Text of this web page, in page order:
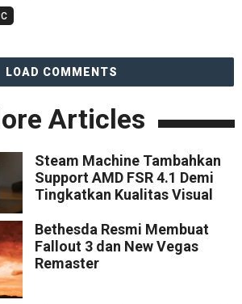
LOAD COMMENTS
Articles
Steam Machine Tambahkan
Support AMD FSR 4.1 Demi
Tingkatkan Kualitas Visual
Bethesda Resmi Membuat
Fallout 3 dan New Vegas
Remaster